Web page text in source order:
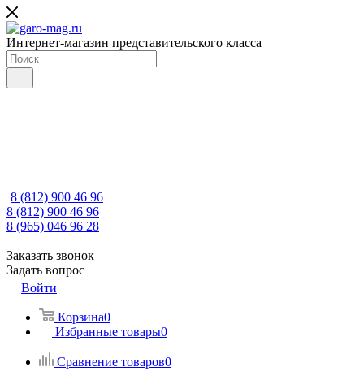
Интернет-магазин представительского класса
8 (812) 900 46 96
8 (812) 900 46 96
8 (965) 046 96 28
Заказать звонок
Задать вопрос
Войти
Корзина0
Избранные товары0
Сравнение товаров0